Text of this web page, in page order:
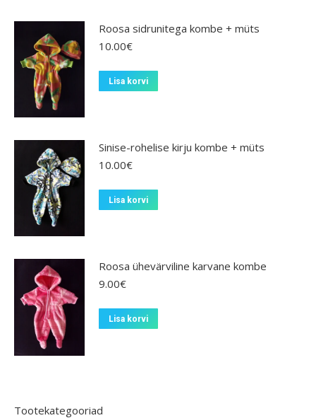
Roosa sidrunitega kombe + müts
10.00€
Lisa korvi
Sinise-rohelise kirju kombe + müts
10.00€
Lisa korvi
Roosa ühevärviline karvane kombe
9.00€
Lisa korvi
Tootekategooriad